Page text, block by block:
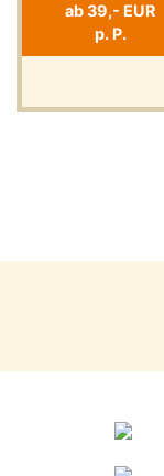
ab 39,- EUR
p. P.